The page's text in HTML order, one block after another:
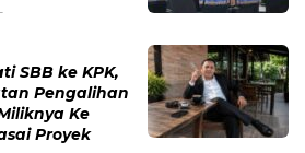
SBB ke KPK,
Pengalihan
Ke
Proyek